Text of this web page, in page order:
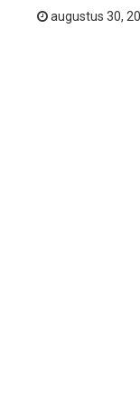
augustus 30,